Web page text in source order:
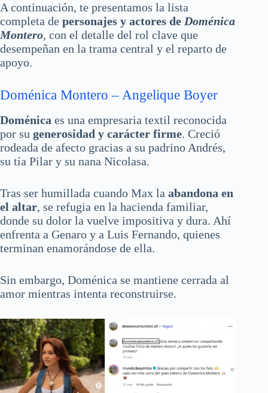
A continuación, te presentamos la lista
completa de personajes y actores de Doménica
Montero, con el detalle del rol clave que
desempeñan en la trama central y el reparto de
apoyo.
Doménica Montero – Angelique Boyer
Doménica es una empresaria textil reconocida
por su generosidad y carácter firme. Creció
rodeada de afecto gracias a su padrino Andrés,
su tía Pilar y su nana Nicolasa.
Tras ser humillada cuando Max la abandona en
el altar, se refugia en la hacienda familiar,
donde su dolor la vuelve impositiva y dura. Ahí
enfrenta a Genaro y a Luis Fernando, quienes
terminan enamorándose de ella.
Sin embargo, Doménica se mantiene cerrada al
amor mientras intenta reconstruirse.